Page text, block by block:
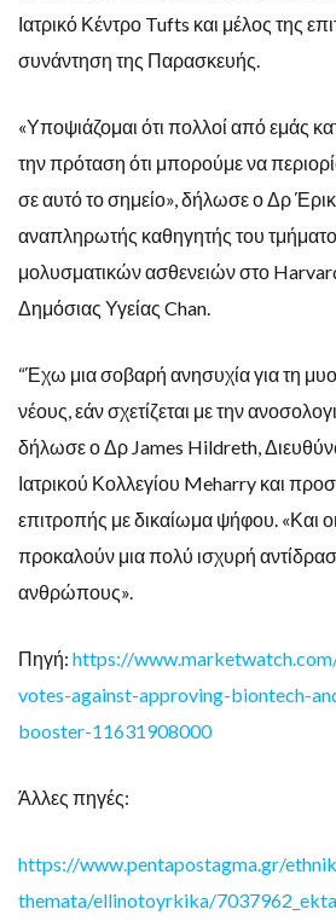
Ιατρικό Κέντρο Tufts και μέλος της
συνάντηση της Παρασκευής.
«Υποψιάζομαι ότι πολλοί από εμάς
την πρόταση ότι μπορούμε να
σε αυτό το σημείο», δήλωσε ο Δρ
αναπληρωτής καθηγητής του
μολυσματικών ασθενειών στο
Δημόσιας Υγείας Chan.
“Έχω μια σοβαρή ανησυχία για τη
νέους, εάν σχετίζεται με την
δήλωσε ο Δρ James Hildreth,
Ιατρικού Κολλεγίου Meharry και
επιτροπής με δικαίωμα ψήφου. «Και οι
προκαλούν μια πολύ ισχυρή
ανθρώπους».
Πηγή: https://
votes-against-approving-biontech-
booster-11631908000
Άλλες πηγές:
https://www.pentapostagma.gr/
themata/ellinotoyrkika/